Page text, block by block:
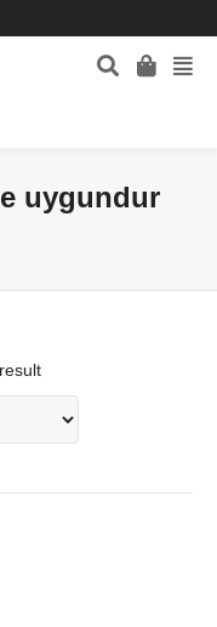
uygundur